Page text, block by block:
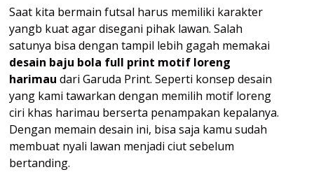
Saat kita bermain futsal harus memiliki karakter
yangb kuat agar disegani pihak lawan. Salah
satunya bisa dengan tampil lebih gagah memakai
desain baju bola full print motif loreng
harimau dari Garuda Print. Seperti konsep desain
yang kami tawarkan dengan memilih motif loreng
ciri khas harimau berserta penampakan kepalanya.
Dengan memain desain ini, bisa saja kamu sudah
membuat nyali lawan menjadi ciut sebelum
bertanding.